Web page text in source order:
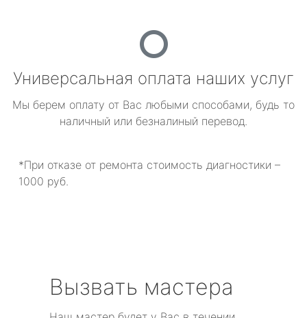
Универсальная оплата наших услуг
Мы берем оплату от Вас любыми способами, будь то
наличный или безналиный перевод.
*При отказе от ремонта стоимость диагностики –
1000 руб.
Вызвать мастера